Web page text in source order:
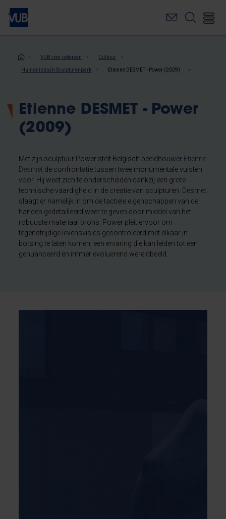
Overslaan
naar
inhoudKruimelpad
VUB voor iedereen Cultuur
Humanistisch Sculpturenpark Etienne DESMET - Power (2009)
Etienne DESMET - Power
(2009)
Met zijn sculptuur Power stelt Belgisch beeldhouwer Etienne
Desmet de confrontatie tussen twee monumentale vuisten
voor. Hij weet zich te onderscheiden dankzij een grote
technische vaardigheid in de creatie van sculpturen. Desmet
slaagt er namelijk in om de tactiele eigenschappen van de
handen gedetailleerd weer te geven door middel van het
robuuste materiaal brons. Power pleit ervoor om
tegenstrijdige levensvisies gecontroleerd met elkaar in
botsing te laten komen, een ervaring die kan leiden tot een
genuanceerd en immer evoluerend wereldbeeld.